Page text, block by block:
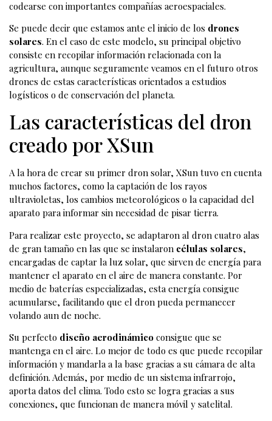
codearse con importantes compañías aeroespaciales.
Se puede decir que estamos ante el inicio de los drones
solares. En el caso de este modelo, su principal objetivo
consiste en recopilar información relacionada con la
agricultura, aunque seguramente veamos en el futuro otros
drones de estas características orientados a estudios
logísticos o de conservación del planeta.
Las características del dron
creado por XSun
A la hora de crear su primer dron solar, XSun tuvo en cuenta
muchos factores, como la captación de los rayos
ultravioletas, los cambios meteorológicos o la capacidad del
aparato para informar sin necesidad de pisar tierra.
Para realizar este proyecto, se adaptaron al dron cuatro alas
de gran tamaño en las que se instalaron células solares,
encargadas de captar la luz solar, que sirven de energía para
mantener el aparato en el aire de manera constante. Por
medio de baterías especializadas, esta energía consigue
acumularse, facilitando que el dron pueda permanecer
volando aun de noche.
Su perfecto diseño aerodinámico consigue que se
mantenga en el aire. Lo mejor de todo es que puede recopilar
información y mandarla a la base gracias a su cámara de alta
definición. Además, por medio de un sistema infrarrojo,
aporta datos del clima. Todo esto se logra gracias a sus
conexiones, que funcionan de manera móvil y satelital.